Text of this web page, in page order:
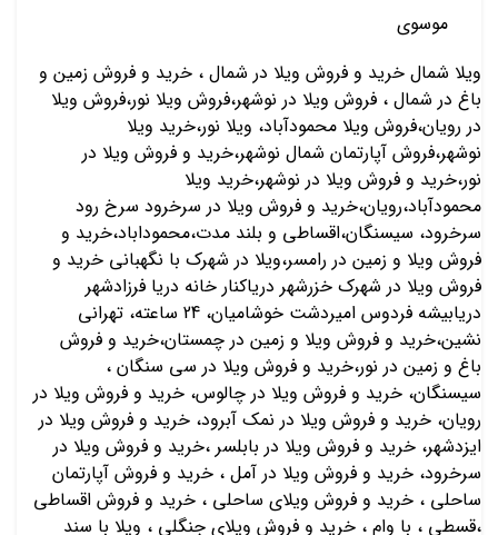
موسوی
ویلا شمال خرید و فروش ویلا در شمال ، خرید و فروش زمین و
باغ در شمال ، فروش ویلا در نوشهر،فروش ویلا نور،فروش ويلا
در رویان،فروش ويلا محمودآباد، ویلا نور،خرید ويلا
نوشهر،فروش آپارتمان شمال نوشهر،خرید و فروش ویلا در
نور،خرید و فروش ویلا در نوشهر،خرید ویلا
محمودآباد،رویان،خرید و فروش ویلا در سرخرود سرخ رود
سرخرود، سیسنگان،اقساطی و بلند مدت،محموداباد،خرید و
فروش ویلا و زمین در رامسر،ویلا در شهرک با نگهبانی خرید و
فروش ویلا در شهرک خزرشهر دریاکنار خانه دریا فرزادشهر
دریابیشه فردوس امیردشت خوشامیان، 24 ساعته، تهرانی
نشین،خرید و فروش ویلا و زمین در چمستان،خرید و فروش
باغ و زمین در نور،خرید و فروش ویلا در سی سنگان ،
سیسنگان، خرید و فروش ویلا در چالوس، خرید و فروش ویلا در
رویان، خرید و فروش ویلا در نمک آبرود، خرید و فروش ویلا در
ایزدشهر، خرید و فروش ویلا در بابلسر ،خرید و فروش ویلا در
سرخرود، خرید و فروش ویلا در آمل ، خرید و فروش آپارتمان
ساحلی ، خرید و فروش ویلای ساحلی ، خرید و فروش اقساطی
،قسطی ، با وام ، خرید و فروش ویلای جنگلی ، ویلا با سند